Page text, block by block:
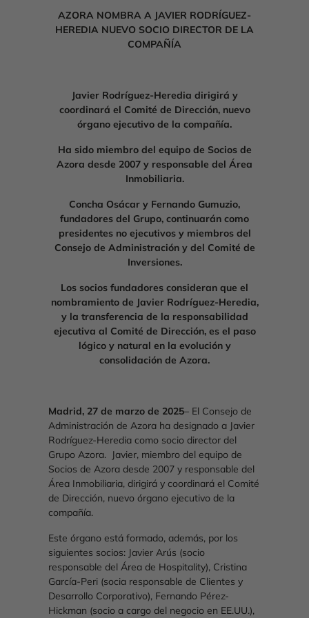
AZORA NOMBRA A JAVIER RODRÍGUEZ-
HEREDIA NUEVO SOCIO DIRECTOR DE LA
COMPAÑÍA
Javier Rodríguez-Heredia dirigirá y
coordinará el Comité de Dirección, nuevo
órgano ejecutivo de la compañía.
Ha sido miembro del equipo de Socios de
Azora desde 2007 y responsable del Área
Inmobiliaria.
Concha Osácar y Fernando Gumuzio,
fundadores del Grupo, continuarán como
presidentes no ejecutivos y miembros del
Consejo de Administración y del Comité de
Inversiones.
Los socios fundadores consideran que el
nombramiento de Javier Rodríguez-Heredia,
y la transferencia de la responsabilidad
ejecutiva al Comité de Dirección, es el paso
lógico y natural en la evolución y
consolidación de Azora.
Madrid, 27 de marzo de 2025– El Consejo de
Administración de Azora ha designado a Javier
Rodríguez-Heredia como socio director del
Grupo Azora. Javier, miembro del equipo de
Socios de Azora desde 2007 y responsable del
Área Inmobiliaria, dirigirá y coordinará el Comité
de Dirección, nuevo órgano ejecutivo de la
compañía.
Este órgano está formado, además, por los
siguientes socios: Javier Arús (socio
responsable del Área de Hospitality), Cristina
García-Peri (socia responsable de Clientes y
Desarrollo Corporativo), Fernando Pérez-
Hickman (socio a cargo del negocio en EE.UU.),